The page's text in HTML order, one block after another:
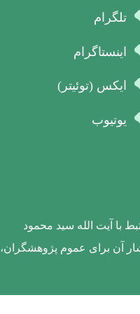
تلگرام
اینستاگرام
ایکس (توئیتر)
یوتیوب
با آیت الله سید محمود
آن برای عموم پژوهشگران،